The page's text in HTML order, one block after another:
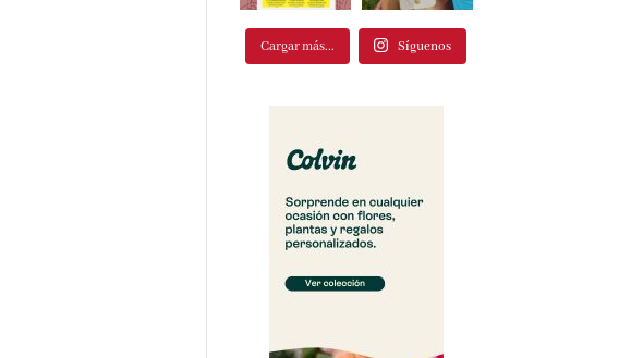
Cargar más... Síguenos